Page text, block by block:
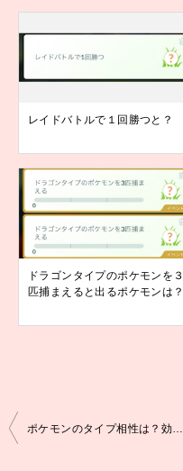
レイドバトルで１回勝つと？
ドラゴンタイプのポケモンを３
匹捕まえると出るポケモンは？
投
ポケモンのタイプ相性は？効果抜群は、どの技で攻撃すると出る？後編